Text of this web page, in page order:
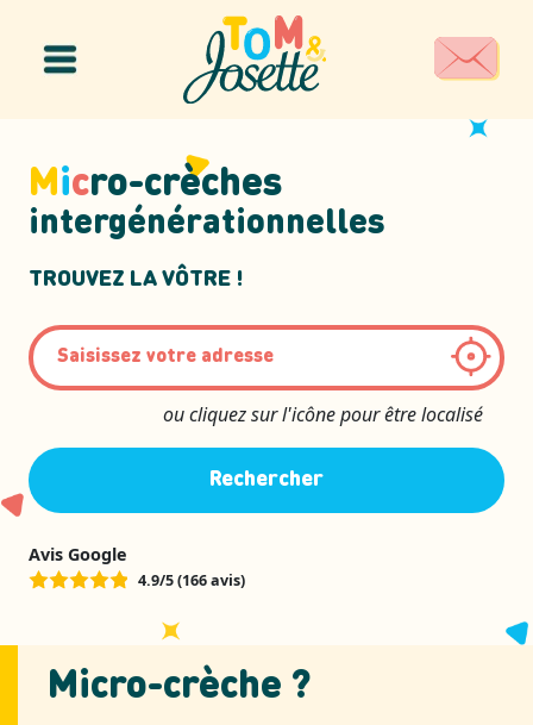
Micro-crèches
intergénérationnelles
TROUVEZ LA VÔTRE !
ou cliquez sur l'icône pour être localisé
Rechercher
Avis Google
4.9/5 (166 avis)
Micro-crèche ?
Panneau de gestion des cookies